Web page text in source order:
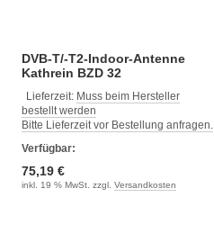
DVB-T/-T2-Indoor-Antenne
Kathrein BZD 32
Lieferzeit: Muss beim Hersteller
bestellt werden
Bitte Lieferzeit vor Bestellung anfragen.
Verfügbar:
75,19 €
inkl. 19 % MwSt. zzgl. Versandkosten